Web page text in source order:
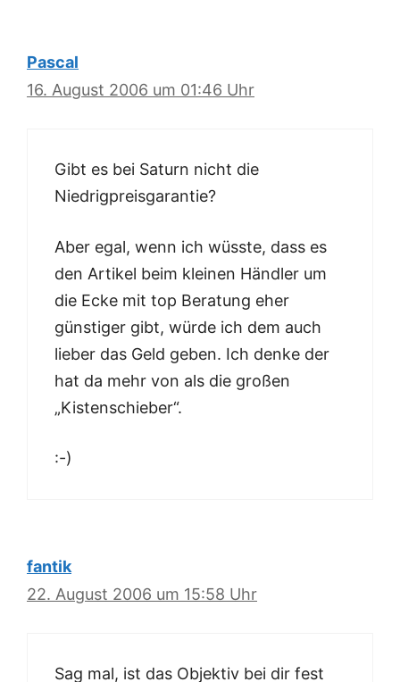
Pascal
16. August 2006 um 01:46 Uhr
Gibt es bei Saturn nicht die
Niedrigpreisgarantie?
Aber egal, wenn ich wüsste, dass es
den Artikel beim kleinen Händler um
die Ecke mit top Beratung eher
günstiger gibt, würde ich dem auch
lieber das Geld geben. Ich denke der
hat da mehr von als die großen
„Kistenschieber“.
:-)
fantik
22. August 2006 um 15:58 Uhr
Sag mal, ist das Objektiv bei dir fest